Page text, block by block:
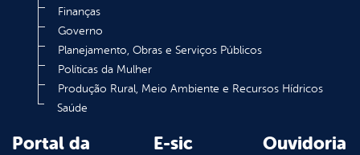
Finanças
Governo
Planejamento, Obras e Serviços Públicos
Políticas da Mulher
Produção Rural, Meio Ambiente e Recursos Hídricos
Saúde
Portal da
E-sic Ouvidoria